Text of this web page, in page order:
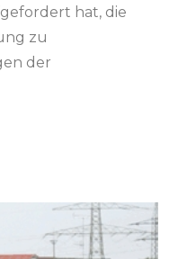
hat, die
zu
der